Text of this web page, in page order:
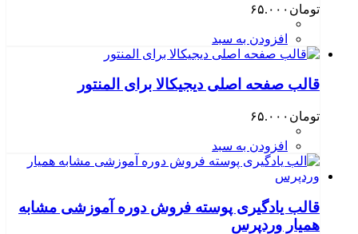
تومان ۶۵.۰۰۰
افزودن به سبد
قالب صفحه اصلی دیجیکالا برای المنتور
تومان ۶۵.۰۰۰
افزودن به سبد
قالب یادگیری پوسته فروش دوره آموزشی مشابه
همیار وردپرس